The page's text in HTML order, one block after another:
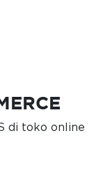
di toko online